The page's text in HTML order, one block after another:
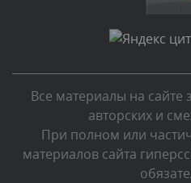
Текст комментария будет
администратором.
Комментарий
Текст комментария будет
администратором.
Все материалы на
авторских и
При полном или
материалов сайта